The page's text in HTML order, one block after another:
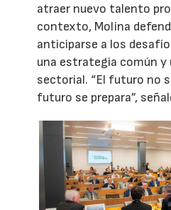
atraer nuevo talento
contexto, Molina
anticiparse a los
una estrategia común y
sectorial. “El futuro no
futuro se prepara”,